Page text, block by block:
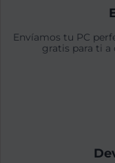
Envíamos tu PC
gratis para ti a